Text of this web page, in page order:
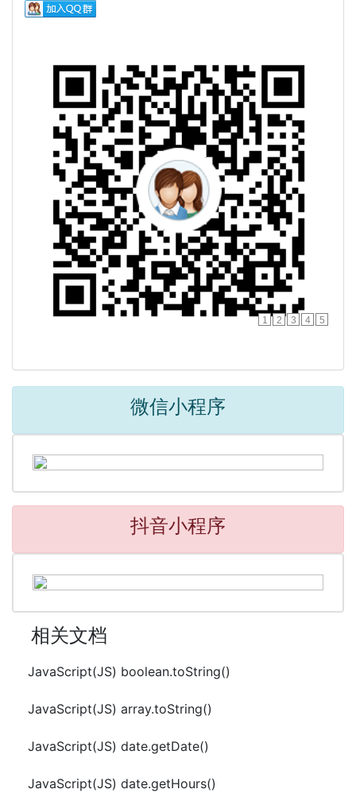
1 2 3 4 5
微信小程序
抖音小程序
相关文档
JavaScript(JS) boolean.toString()
JavaScript(JS) array.toString()
JavaScript(JS) date.getDate()
JavaScript(JS) date.getHours()